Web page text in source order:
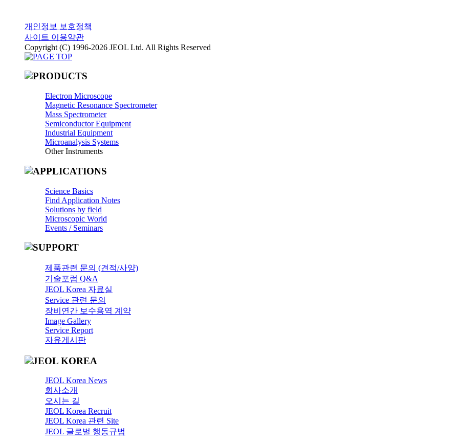
개인정보 보호정책
사이트 이용약관
Copyright (C) 1996-2026 JEOL Ltd. All Rights Reserved
Electron Microscope
Magnetic Resonance Spectrometer
Mass Spectrometer
Semiconductor Equipment
Industrial Equipment
Microanalysis Systems
Other Instruments
Science Basics
Find Application Notes
Solutions by field
Microscopic World
Events / Seminars
제품관련 문의 (견적/사양)
기술포럼 Q&A
JEOL Korea 자료실
Service 관련 문의
장비연간 보수용역 계약
Image Gallery
Service Report
자유게시판
JEOL Korea News
회사소개
오시는 길
JEOL Korea Recruit
JEOL Korea 관련 Site
JEOL 글로벌 행동규범